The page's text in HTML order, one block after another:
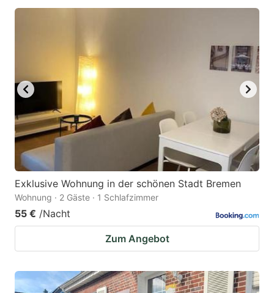
mark
the
keyboard
shortcuts
for
changing
dates.
mark
shortcuts
for
changing
dates.
Exklusive Wohnung in der schönen Stadt Bremen
Wohnung · 2 Gäste · 1 Schlafzimmer
55 € /Nacht
Zum Angebot